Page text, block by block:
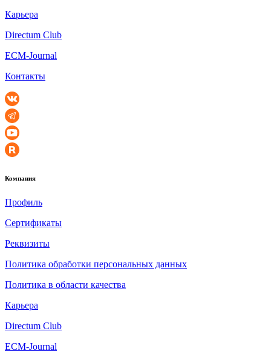
Карьера
Directum Club
ECM-Journal
Контакты
Компания
Профиль
Сертификаты
Реквизиты
Политика обработки персональных данных
Политика в области качества
Карьера
Directum Club
ECM-Journal